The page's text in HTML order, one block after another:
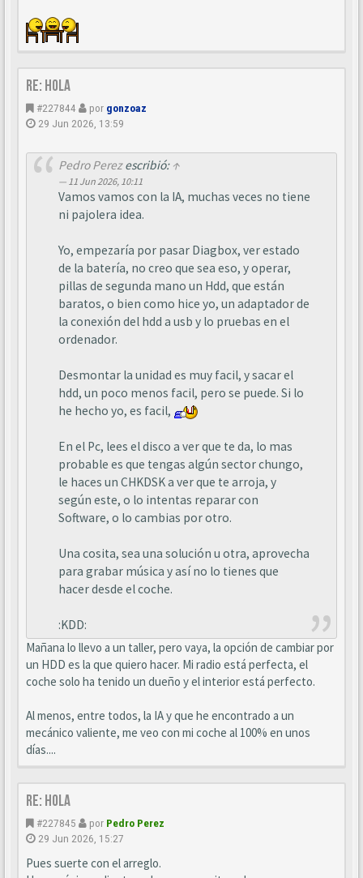
Re: Hola
#227844 por gonzoaz
29 Jun 2026, 13:59
Pedro Perezescribió: ↑
11 Jun 2026, 10:11
Vamos vamos con la IA, muchas veces no tiene
ni pajolera idea.
Yo, empezaría por pasar Diagbox, ver estado
de la batería, no creo que sea eso, y operar,
pillas de segunda mano un Hdd, que están
baratos, o bien como hice yo, un adaptador de
la conexión del hdd a usb y lo pruebas en el
ordenador.
Desmontar la unidad es muy facil, y sacar el
hdd, un poco menos facil, pero se puede. Si lo
he hecho yo, es facil,
En el Pc, lees el disco a ver que te da, lo mas
probable es que tengas algún sector chungo,
le haces un CHKDSK a ver que te arroja, y
según este, o lo intentas reparar con
Software, o lo cambias por otro.
Una cosita, sea una solución u otra, aprovecha
para grabar música y así no lo tienes que
hacer desde el coche.
:KDD:
Mañana lo llevo a un taller, pero vaya, la opción de cambiar por
un HDD es la que quiero hacer. Mi radio está perfecta, el
coche solo ha tenido un dueño y el interior está perfecto.
Al menos, entre todos, la IA y que he encontrado a un
mecánico valiente, me veo con mi coche al 100% en unos
días....
Re: Hola
#227845 por Pedro Perez
29 Jun 2026, 15:27
Pues suerte con el arreglo.